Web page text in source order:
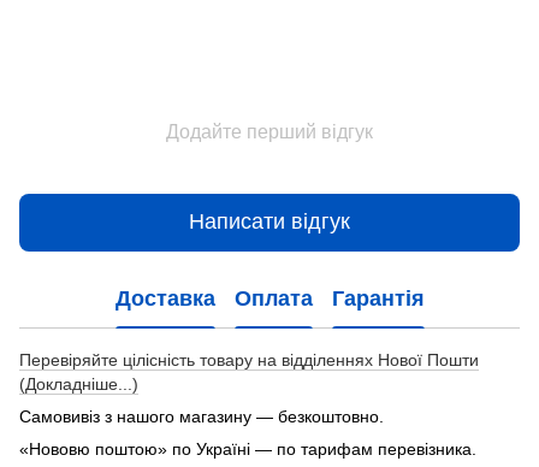
Додайте перший відгук
Написати відгук
Доставка Оплата Гарантія
Перевіряйте цілісність товару на відділеннях Нової Пошти
(Докладніше...)
Самовивіз з нашого магазину — безкоштовно.
«Нововю поштою» по Україні — по тарифам перевізника.